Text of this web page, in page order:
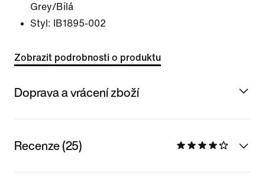
Grey/Bílá
Styl:
IB1895-002
Zobrazit podrobnosti o produktu
Doprava a vrácení zboží
Recenze (25)